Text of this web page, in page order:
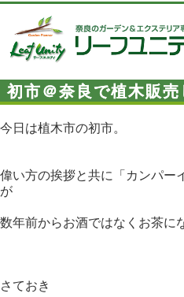
初市＠奈良で植木販売
今日は植木市の初市。
偉い方の挨拶と共に「カンパー
が
数年前からお酒ではなくお茶に
さておき